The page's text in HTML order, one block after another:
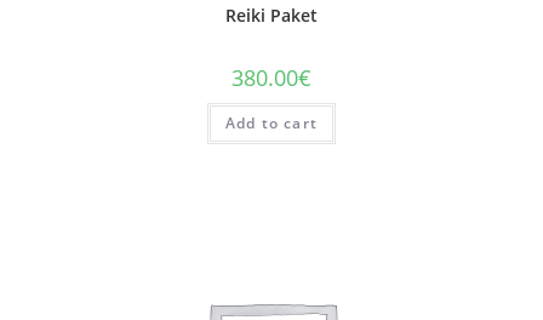
Reiki Paket
380.00€
Add to cart